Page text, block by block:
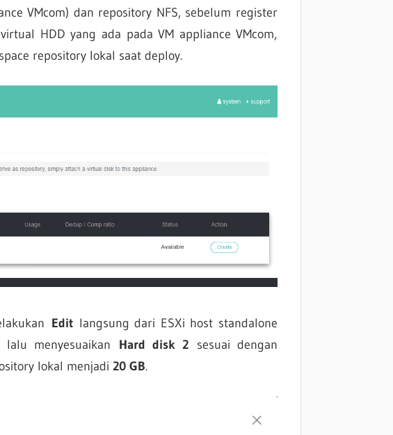
VMcom) dan repository NFS, sebelum register
HDD yang ada pada VM appliance VMcom,
repository lokal saat deploy.
Edit langsung dari ESXi host standalone
menyesuaikan Hard disk 2 sesuai dengan
lokal menjadi 20 GB.